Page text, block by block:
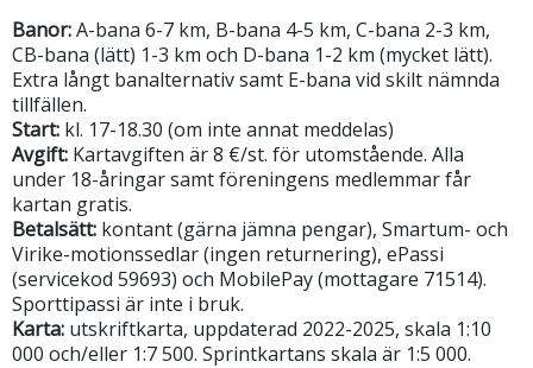
Banor:A-bana 6-7 km, B-bana 4-5 km, C-bana 2-3 km,
CB-bana (lätt) 1-3 km och D-bana 1-2 km (mycket lätt).
Extra långt banalternativ samt E-bana vid skilt nämnda
tillfällen.
Start: kl. 17-18.30 (om inte annat meddelas)
Avgift: Kartavgiften är 8 €/st. för utomstående. Alla
under 18-åringar samt föreningens medlemmar får
kartan gratis.
Betalsätt: kontant (gärna jämna pengar), Smartum- och
Virike-motionssedlar (ingen returnering), ePassi
(servicekod 59693) och MobilePay (mottagare 71514).
Sporttipassi är inte i bruk.
Karta: utskriftkarta, uppdaterad 2022-2025, skala 1:10
000 och/eller 1:7 500. Sprintkartans skala är 1:5 000.